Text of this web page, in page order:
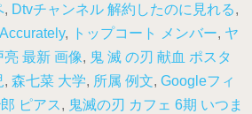
, Dtvチャンネル 解約したのに見れる,
, トップコート メンバー, ヤ
亮 最新 画像, 鬼 滅 の刃 献血 ポスタ
, 森七菜 大学, 所属 例文, Googleフィ
ピアス, 鬼滅の刃 カフェ 6期 いつま